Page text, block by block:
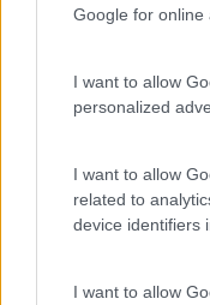
Google for online
I want to allow
personalized
I want to allow
related to
device identifiers
I want to allow
ativa